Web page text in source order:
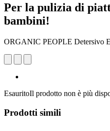
Per la pulizia di
bambini!
ORGANIC PEOPLE Detersivo
EsauritoIl prodotto non è più
Prodotti simili